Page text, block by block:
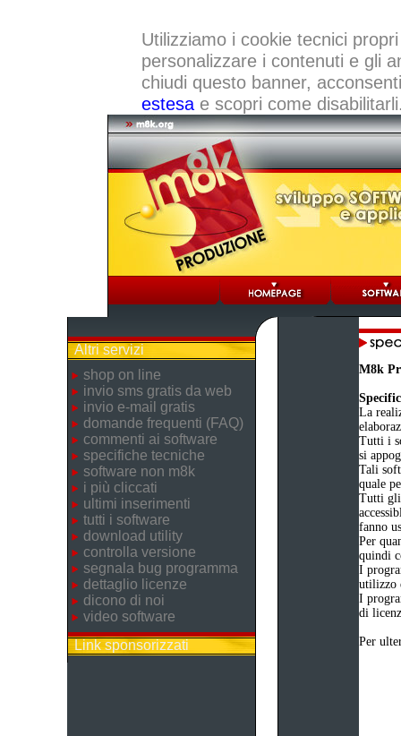
Utilizziamo i cookie tecnici
personalizzare i contenuti e gli
chiudi questo banner,
estesae scopri come
Altri servizi
shop on line
invio sms gratis da web
invio e-mail gratis
domande frequenti (FAQ)
commenti ai software
specifiche tecniche
software non m8k
i più cliccati
ultimi inserimenti
tutti i software
download utility
controlla versione
segnala bug programma
dettaglio licenze
dicono di noi
video software
Link sponsorizzati
M8k
La
Tutti i
si
Tali
quale
Tutti gli
fanno
Per
quindi
I
utilizzo
I
di
Per